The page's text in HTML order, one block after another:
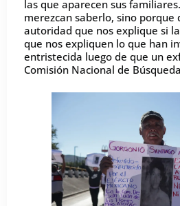
las que aparecen sus
merezcan saberlo, sino porque
autoridad que nos explique si
que nos expliquen lo que han
entristecida luego de que un
Comisión Nacional de